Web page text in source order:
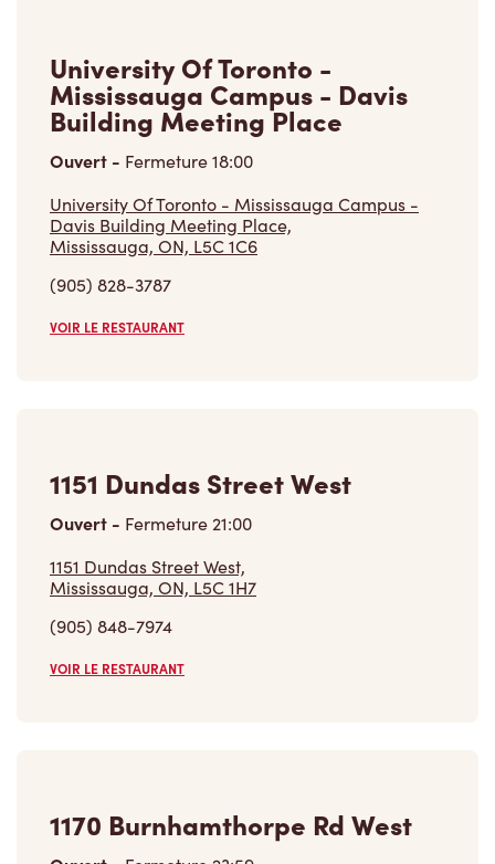
Mississauga Campus - Davis
Building Meeting Place
Ouvert-Fermeture18:00
University Of Toronto - Mississauga Campus -
Davis Building Meeting Place,
Mississauga, ON, L5C 1C6
(905) 828-3787
VOIR LE RESTAURANT
Ouvert-Fermeture21:00
1151 Dundas Street West,
Mississauga, ON, L5C 1H7
(905) 848-7974
VOIR LE RESTAURANT
Ouvert-Fermeture23:59